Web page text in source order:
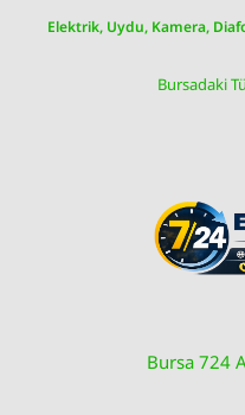
Elektrik, Uydu, Kamera,
Bursadaki
Bursa 724